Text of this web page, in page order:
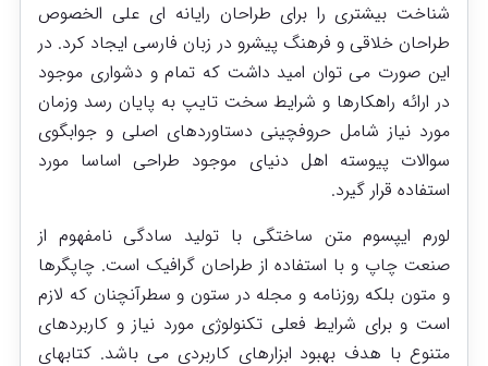
شناخت بیشتری را برای طراحان رایانه ای علی الخصوص
طراحان خلاقی و فرهنگ پیشرو در زبان فارسی ایجاد کرد. در
این صورت می توان امید داشت که تمام و دشواری موجود
در ارائه راهکارها و شرایط سخت تایپ به پایان رسد وزمان
مورد نیاز شامل حروفچینی دستاوردهای اصلی و جوابگوی
سوالات پیوسته اهل دنیای موجود طراحی اساسا مورد
استفاده قرار گیرد.
لورم ایپسوم متن ساختگی با تولید سادگی نامفهوم از
صنعت چاپ و با استفاده از طراحان گرافیک است. چاپگرها
و متون بلکه روزنامه و مجله در ستون و سطرآنچنان که لازم
است و برای شرایط فعلی تکنولوژی مورد نیاز و کاربردهای
متنوع با هدف بهبود ابزارهای کاربردی می باشد. کتابهای